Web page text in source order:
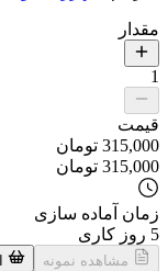
مقدار
1
قیمت
315,000 تومان
315,000 تومان
زمان آماده سازی
5 روز کاری
مشاهده نمونه